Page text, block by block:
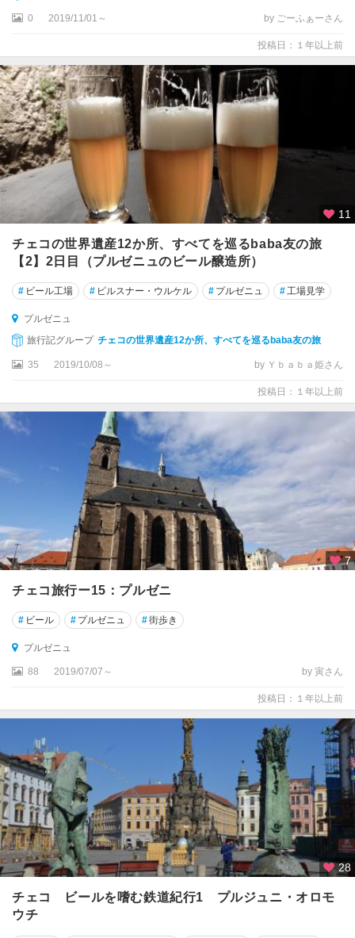
0 2019/11/01～ by ごーふぁーさん
投稿日：１年以上前
11
チェコの世界遺産12か所、すべてを巡るbaba友の旅
【2】2日目（プルゼニュのビール醸造所）
# ビール工場 # ピルスナー・ウルケル # プルゼニュ #工場見学
プルゼニュ
旅行記グループ チェコの世界遺産12か所、すべてを巡るbaba友の旅
35 2019/10/08～ by Ｙｂａｂａ姫さん
投稿日：１年以上前
7
チェコ旅行ー15：プルゼニ
# ビール # プルゼニュ #街歩き
プルゼニュ
88 2019/07/07～ by 寅さん
投稿日：１年以上前
28
チェコ ビールを嗜む鉄道紀行1 プルジュニ・オロモ
ウチ